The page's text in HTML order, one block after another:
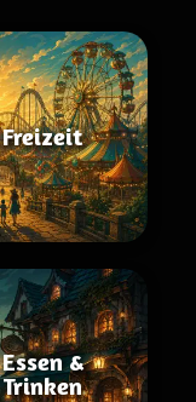
Freizeit
Essen &
Trinken